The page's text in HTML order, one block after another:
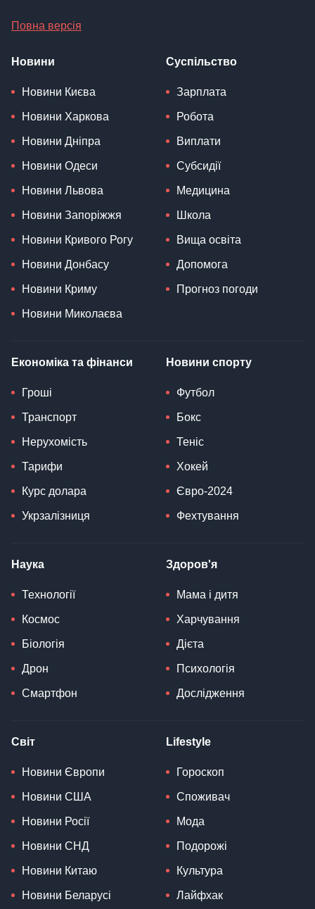
Повна версія
Новини
Новини Києва
Новини Харкова
Новини Дніпра
Новини Одеси
Новини Львова
Новини Запоріжжя
Новини Кривого Рогу
Новини Донбасу
Новини Криму
Новини Миколаєва
Суспільство
Зарплата
Робота
Виплати
Субсидії
Медицина
Школа
Вища освіта
Допомога
Прогноз погоди
Економіка та фінанси
Гроші
Транспорт
Нерухомість
Тарифи
Курс долара
Укрзалізниця
Новини спорту
Футбол
Бокс
Теніс
Хокей
Євро-2024
Фехтування
Наука
Технології
Космос
Біологія
Дрон
Смартфон
Здоров'я
Мама і дитя
Харчування
Дієта
Психологія
Дослідження
Світ
Новини Європи
Новини США
Новини Росії
Новини СНД
Новини Китаю
Новини Беларусі
Lifestyle
Гороскоп
Споживач
Мода
Подорожі
Культура
Лайфхак